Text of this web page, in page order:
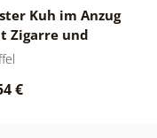
Kuh im Anzug
Zigarre und
€